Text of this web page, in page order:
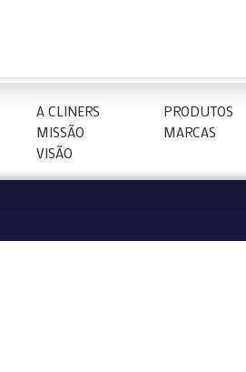
A CLINERS
PRODUTOS
MISSÃO
MARCAS
VISÃO